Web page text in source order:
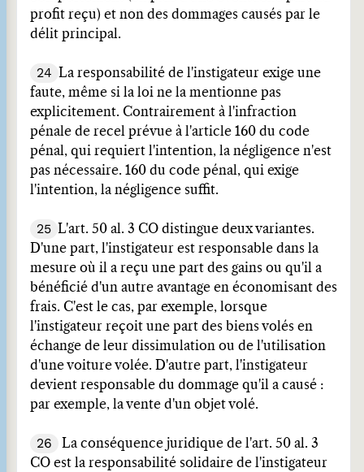
profit reçu) et non des dommages causés par le
délit principal.
24
La responsabilité de l'instigateur exige une
faute, même si la loi ne la mentionne pas
explicitement. Contrairement à l'infraction
pénale de recel prévue à l'article 160 du code
pénal, qui requiert l'intention, la négligence n'est
pas nécessaire. 160 du code pénal, qui exige
l'intention, la négligence suffit.
25
L'art. 50 al. 3 CO distingue deux variantes.
D'une part, l'instigateur est responsable dans la
mesure où il a reçu une part des gains ou qu'il a
bénéficié d'un autre avantage en économisant des
frais. C'est le cas, par exemple, lorsque
l'instigateur reçoit une part des biens volés en
échange de leur dissimulation ou de l'utilisation
d'une voiture volée. D'autre part, l'instigateur
devient responsable du dommage qu'il a causé :
par exemple, la vente d'un objet volé.
26
La conséquence juridique de l'art. 50 al. 3
CO est la responsabilité solidaire de l'instigateur